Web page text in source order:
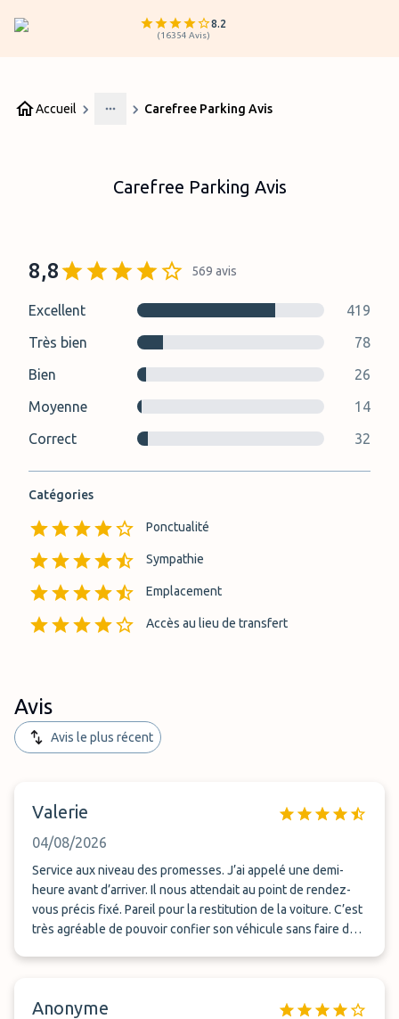
8.2
(16354 Avis)
Accueil
More
Carefree Parking Avis
Carefree Parking Avis
8,8 569 avis
Excellent
419
Très bien
78
Bien
26
Moyenne
14
Correct
32
Catégories
Ponctualité
Sympathie
Emplacement
Accès au lieu de transfert
Avis
Avis le plus récent
Valerie
04/08/2026
Service aux niveau des promesses. J’ai appelé une demi-
heure avant d’arriver. Il nous attendait au point de rendez-
vous précis fixé. Pareil pour la restitution de la voiture. C’est
très agréable de pouvoir confier son véhicule sans faire des
Anonyme